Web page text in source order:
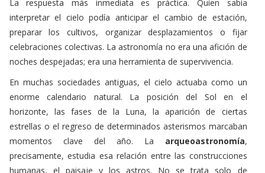
preparar los cultivos, organizar desplazamientos o fijar
celebraciones colectivas. La astronomía no era una afición de
noches despejadas; era una herramienta de supervivencia.
En muchas sociedades antiguas, el cielo actuaba como un
horizonte, las fases de la Luna, la aparición de ciertas
estrellas o el regreso de determinados asterismos marcaban
momentos clave del año. La
arqueoastronomía
precisamente, estudia esa relación entre las construcciones
humanas, el paisaje y los astros. No se trata solo de
preguntarse “hacia dónde mira” un monumento, sino qué